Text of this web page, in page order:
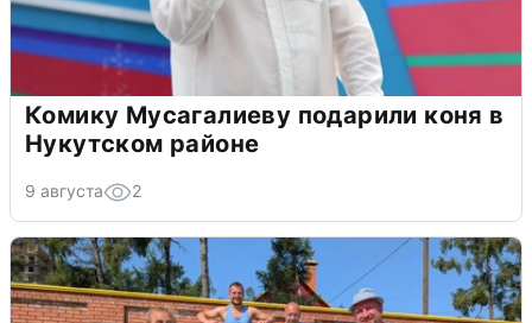
Комику Мусагалиеву подарили коня в
Нукутском районе
9 августа 2